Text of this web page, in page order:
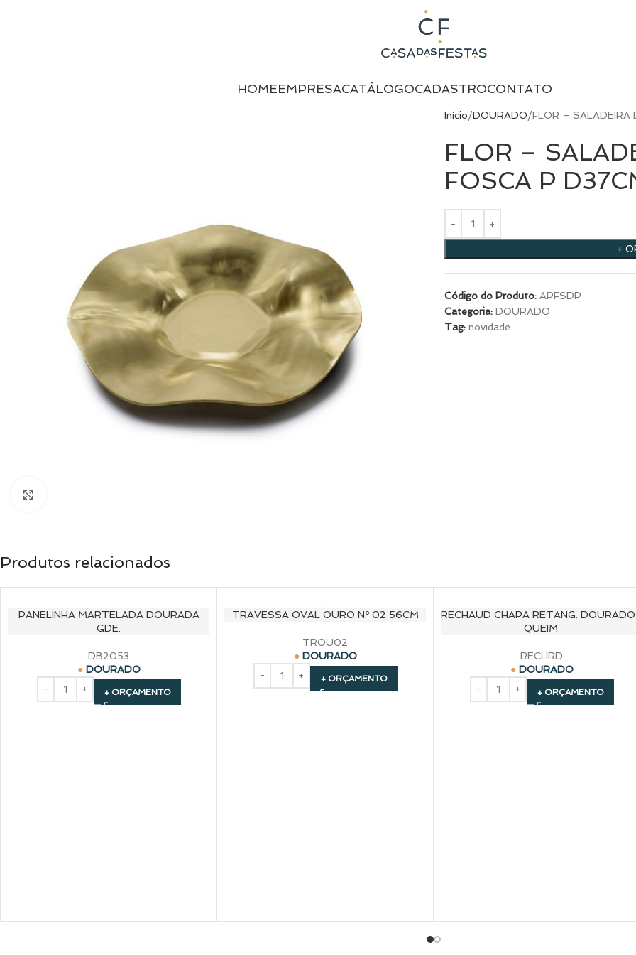
HOMEEMPRESACATÁLOGOCADASTROCONTATO
Início DOURADO FLOR – SALADEIRA
FLOR –
FOSCA P
+
Código do Produto: APFSDP
Categoria: DOURADO
Tag: novidade
Produtos relacionados
PANELINHA MARTELADA DOURADA
GDE.
DB2053
DOURADO
+ ORÇAMENTO
TRAVESSA OVAL OURO Nº 02 56CM
TROU02
DOURADO
+ ORÇAMENTO
RECHAUD CHAPA RETANG. DOURADO
QUEIM.
RECHRD
DOURADO
+ ORÇAMENTO